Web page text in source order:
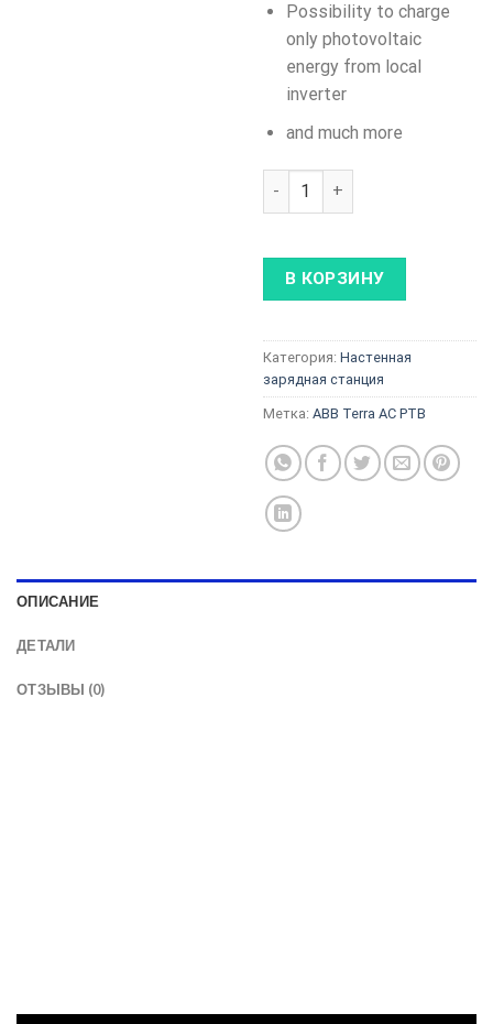
Possibility to charge
only photovoltaic
energy from local
inverter
and much more
Количество товара ABB
В КОРЗИНУ
Категория: Настенная
зарядная станция
Метка: ABB Terra AC PTB
ОПИСАНИЕ
ДЕТАЛИ
ОТЗЫВЫ (0)